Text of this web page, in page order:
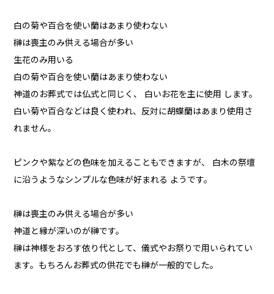
白の菊や百合を使い蘭はあまり使わない
榊は喪主のみ供える場合が多い
生花のみ用いる
白の菊や百合を使い蘭はあまり使わない
神道のお葬式では仏式と同じく、 白いお花を主に使用 します。
白い菊や百合などは良く使われ、反対に胡蝶蘭はあまり使用さ
れません。
ピンクや紫などの色味を加えることもできますが、 白木の祭壇
に沿うようなシンプルな色味が好まれる ようです。
榊は喪主のみ供える場合が多い
神道と縁が深いのが榊です。
榊は神様をおろす依り代として、儀式やお祭りで用いられてい
ます。もちろんお葬式の供花でも榊が一般的でした。